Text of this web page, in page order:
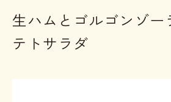
生ハムとゴルゴンゾー
テトサラダ